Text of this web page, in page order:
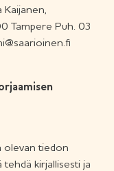
Tampere Puh. 03
olevan tiedon
kirjallisesti ja